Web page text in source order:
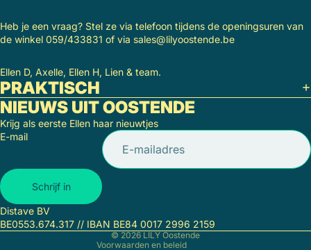
Heb je een vraag? Stel ze via telefoon tijdens de openingsuren van
de winkel 059/433831 of via sales@lilyoostende.be
Ellen D, Axelle, Ellen H, Lien & team.
PRAKTISCH
NIEUWS UIT OOSTENDE
Krijg als eerste Ellen haar nieuwtjes
E-mail
Schrijf in
Distave BV
BE0553.674.317 // IBAN BE84 0017 2996 2159
© 2026LILY Oostende
Voorwaarden en beleid
Terugbetalingsbeleid
Algemene voorwaarden
Verzendbeleid
Wettelijke kennisgeving